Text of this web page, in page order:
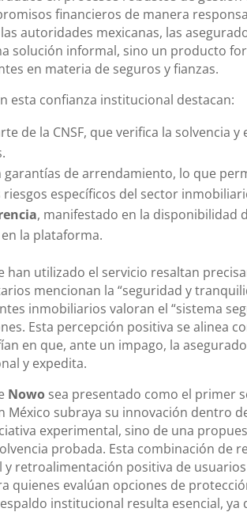
financieros de manera
autoridades mexicanas, las
solución informal, sino un producto
en materia de seguros y fianzas.
esta confianza institucional destacan:
de la CNSF, que verifica la solvencia y
garantías de arrendamiento, lo que
específicos del sector
, manifestado en la disponibilidad
la plataforma.
han utilizado el servicio resaltan
mencionan la “seguridad y
inmobiliarios valoran el “sistema
Esta percepción positiva se alinea
en que, ante un impago, la
y expedita.
Nowo sea presentado como el primer
México subraya su innovación dentro
experimental, sino de una
probada. Esta combinación de
retroalimentación positiva de
quienes evalúan opciones de
institucional resulta esencial, ya